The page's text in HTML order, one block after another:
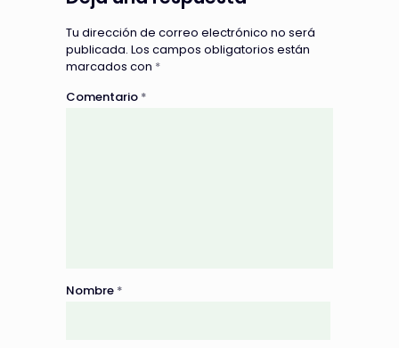
Tu dirección de correo electrónico no será
publicada. Los campos obligatorios están
marcados con *
Comentario *
Nombre *